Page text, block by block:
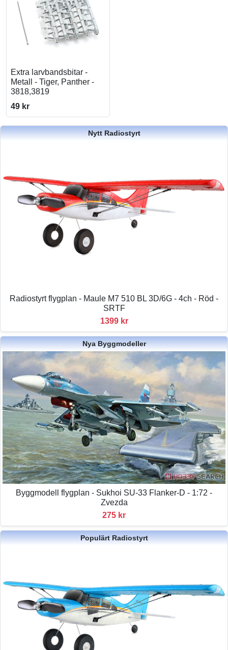
Extra larvbandsbitar -
Metall - Tiger, Panther -
3818,3819
49 kr
Nytt Radiostyrt
Radiostyrt flygplan - Maule M7 510 BL 3D/6G - 4ch - Röd -
SRTF
1399 kr
Nya Byggmodeller
Byggmodell flygplan - Sukhoi SU-33 Flanker-D - 1:72 -
Zvezda
275 kr
Populärt Radiostyrt